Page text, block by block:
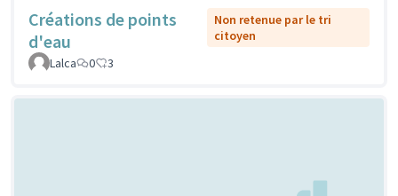
Créations de points
d'eau
Non retenue par le tri
citoyen
Lalca
0 3